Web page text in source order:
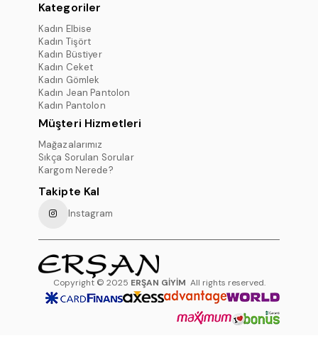
Kategoriler
Kadın Elbise
Kadın Tişört
Kadın Büstiyer
Kadın Ceket
Kadın Gömlek
Kadın Jean Pantolon
Kadın Pantolon
Müşteri Hizmetleri
Mağazalarımız
Sıkça Sorulan Sorular
Kargom Nerede?
Takipte Kal
Instagram
Copyright © 2025 ERŞAN GİYİM All rights reserved.